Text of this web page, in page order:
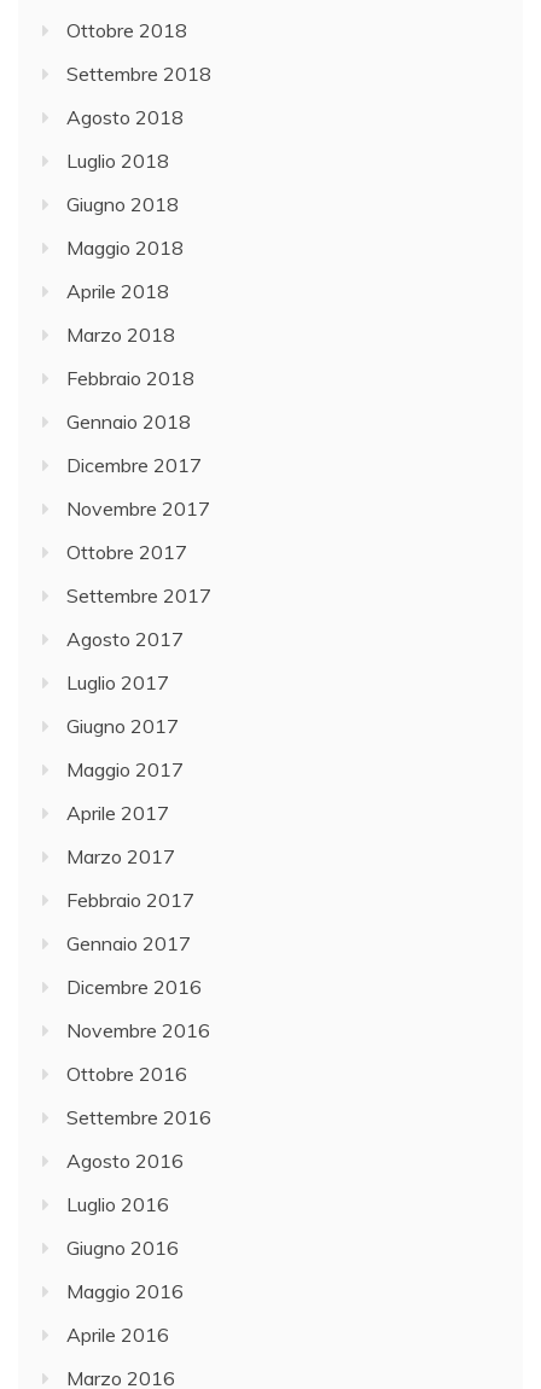
Ottobre 2018
Settembre 2018
Agosto 2018
Luglio 2018
Giugno 2018
Maggio 2018
Aprile 2018
Marzo 2018
Febbraio 2018
Gennaio 2018
Dicembre 2017
Novembre 2017
Ottobre 2017
Settembre 2017
Agosto 2017
Luglio 2017
Giugno 2017
Maggio 2017
Aprile 2017
Marzo 2017
Febbraio 2017
Gennaio 2017
Dicembre 2016
Novembre 2016
Ottobre 2016
Settembre 2016
Agosto 2016
Luglio 2016
Giugno 2016
Maggio 2016
Aprile 2016
Marzo 2016